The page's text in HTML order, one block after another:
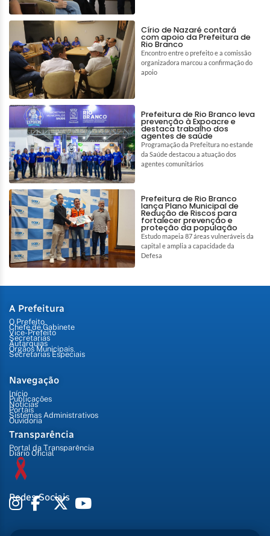
Círio de Nazaré contará
com apoio da Prefeitura de
Rio Branco
Encontro entre o prefeito e a comissão
organizadora marcou a confirmação do
apoio
Prefeitura de Rio Branco leva
prevenção à Expoacre e
destaca trabalho dos
agentes de saúde
Programação da Prefeitura no estande
da Saúde destacou a atuação dos
agentes comunitários
Prefeitura de Rio Branco
lança Plano Municipal de
Redução de Riscos para
fortalecer prevenção e
proteção da população
Estudo mapeia 87 áreas vulneráveis da
capital e amplia a capacidade da
Defesa
A Prefeitura
O Prefeito
Chefe de Gabinete
Vice-Prefeito
Secretarias
Autarquias
Órgãos Municipais
Secretarias Especiais
Navegação
Início
Publicações
Notícias
Portais
Sistemas Administrativos
Ouvidoria
Transparência
Portal da Transparência
Diário Oficial
Redes Sociais